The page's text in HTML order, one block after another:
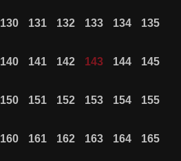
130 131 132 133 134 135
140 141 142 143 144 145
150 151 152 153 154 155
160 161 162 163 164 165